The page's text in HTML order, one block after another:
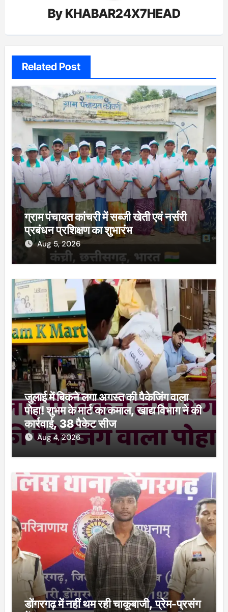
By KHABAR24X7HEAD
Related Post
ग्राम पंचायत कांचरी में सब्जी खेती एवं नर्सरी
प्रबंधन प्रशिक्षण का शुभारंभ
Aug 5, 2026
जुलाई में बिकने लगा अगस्त की पैकेजिंग वाला
पोहा! शुभम के मार्ट का कमाल, खाद्य विभाग ने की
कार्रवाई, 38 पैकेट सीज
Aug 4, 2026
डोंगरगढ़ में नहीं थम रही चाकूबाजी, प्रेम-प्रसंग